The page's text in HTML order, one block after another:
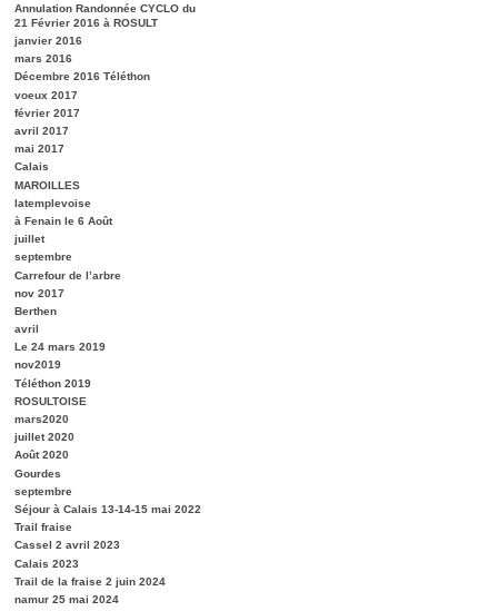
Annulation Randonnée CYCLO du
21 Février 2016 à ROSULT
janvier 2016
mars 2016
Décembre 2016 Téléthon
voeux 2017
février 2017
avril 2017
mai 2017
Calais
MAROILLES
latemplevoise
à Fenain le 6 Août
juillet
septembre
Carrefour de l’arbre
nov 2017
Berthen
avril
Le 24 mars 2019
nov2019
Téléthon 2019
ROSULTOISE
mars2020
juillet 2020
Août 2020
Gourdes
septembre
Séjour à Calais 13-14-15 mai 2022
Trail fraise
Cassel 2 avril 2023
Calais 2023
Trail de la fraise 2 juin 2024
namur 25 mai 2024